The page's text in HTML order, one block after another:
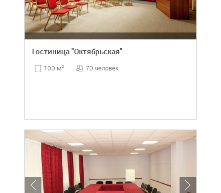
Гостиница "Октябрьская"
100 м2 70 человек